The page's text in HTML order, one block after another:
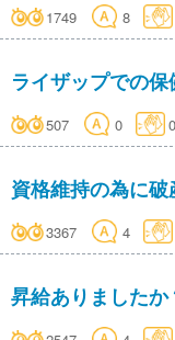
1749 8
ライザップでの保
507 0 0
資格維持の為に破
3367 4
昇給ありましたか